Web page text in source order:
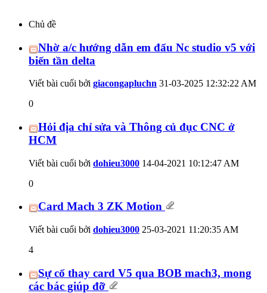
Chủ đề
Nhờ a/c hướng dẫn em đấu Nc studio v5 với
biến tần delta
Viết bài cuối bởi giacongapluchn 31-03-2025 12:32:22 AM
0
Hỏi địa chỉ sửa và Thông củ đục CNC ở
HCM
Viết bài cuối bởi dohieu3000 14-04-2021 10:12:47 AM
0
Card Mach 3 ZK Motion
Viết bài cuối bởi dohieu3000 25-03-2021 11:20:35 AM
4
Sự cố thay card V5 qua BOB mach3, mong
các bác giúp đỡ